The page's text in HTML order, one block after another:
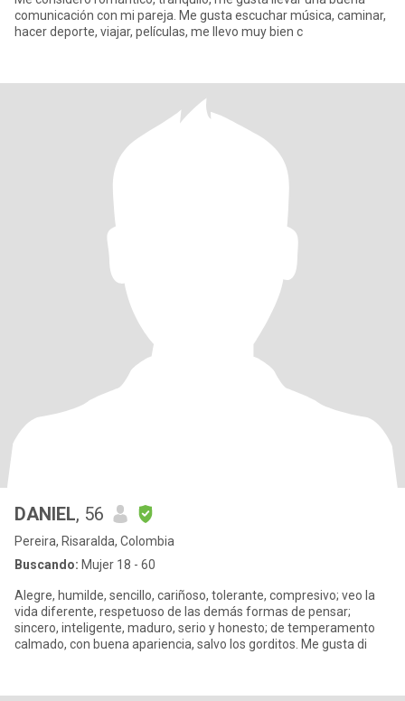
comunicación con mi pareja. Me gusta escuchar música, caminar,
hacer deporte, viajar, películas, me llevo muy bien c
DANIEL, 56
Pereira, Risaralda, Colombia
Buscando: Mujer 18 - 60
Alegre, humilde, sencillo, cariñoso, tolerante, compresivo; veo la
vida diferente, respetuoso de las demás formas de pensar;
sincero, inteligente, maduro, serio y honesto; de temperamento
calmado, con buena apariencia, salvo los gorditos. Me gusta di